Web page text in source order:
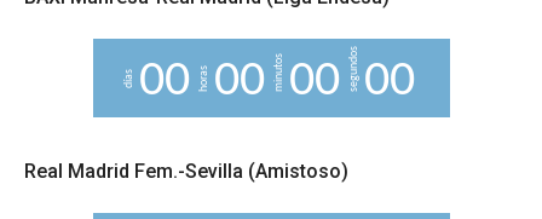
días 00 horas 00 minutos 00segundos00
Real Madrid Fem.-Sevilla (Amistoso)